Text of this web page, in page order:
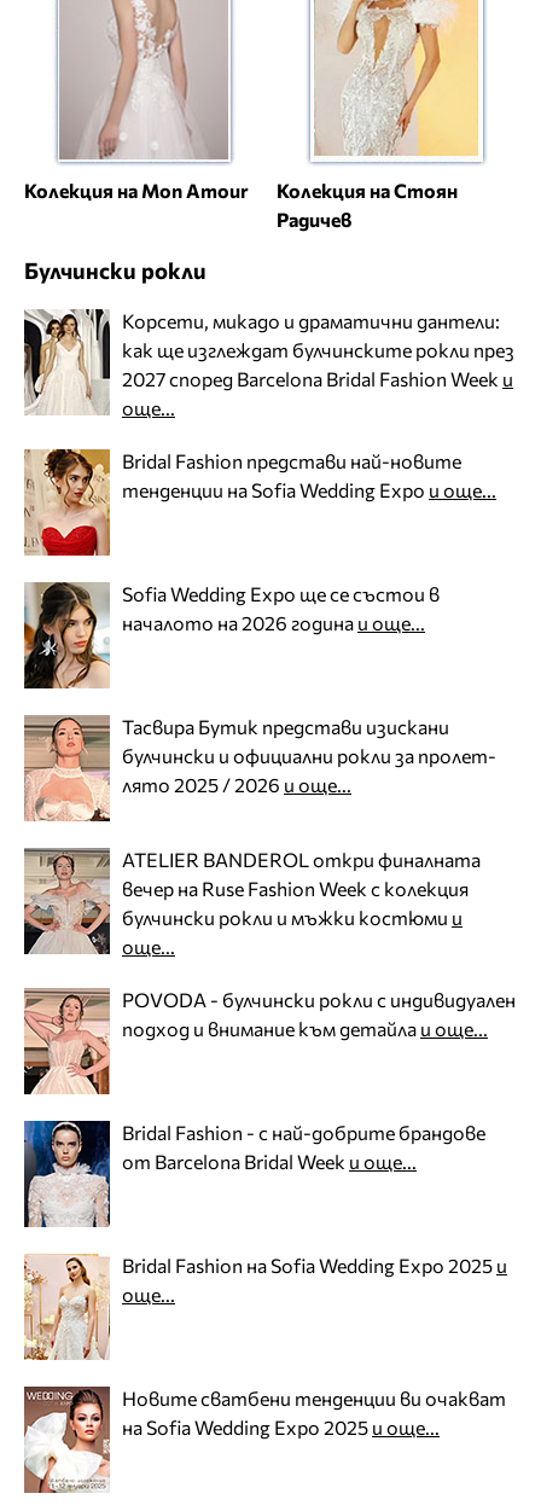
Колекция на Mon Amour
Колекция на Стоян
Радичев
Булчински рокли
Корсети, микадо и драматични дантели:
как ще изглеждат булчинските рокли през
2027 според Barcelona Bridal Fashion Week и
още...
Bridal Fashion представи най-новите
тенденции на Sofia Wedding Expo и още...
Sofia Wedding Expo ще се състои в
началото на 2026 година и още...
Тасвира Бутик представи изискани
булчински и официални рокли за пролет-
лято 2025 / 2026 и още...
ATELIER BANDEROL откри финалната
вечер на Ruse Fashion Week с колекция
булчински рокли и мъжки костюми и
още...
POVODA - булчински рокли с индивидуален
подход и внимание към детайла и още...
Bridal Fashion - с най-добрите брандове
от Barcelona Bridal Week и още...
Bridal Fashion на Sofia Wedding Expo 2025 и
още...
Новите сватбени тенденции ви очакват
на Sofia Wedding Expo 2025 и още...